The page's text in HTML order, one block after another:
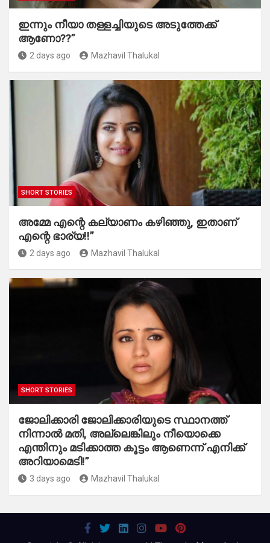
ഇന്നും നീയാ തള്ളച്ചിയുടെ അടുത്തേക്ക്
ആണോ??”
2 days ago Mazhavil Thalukal
SHORT STORIES
അമ്മേ എന്റെ കല്യാണം കഴിഞ്ഞു, ഇതാണ്
എന്റെ ഭാര്യ!!”
2 days ago Mazhavil Thalukal
SHORT STORIES
ജോലിക്കാരി ജോലിക്കാരിയുടെ സ്ഥാനത്ത്
നിന്നാൽ മതി, അല്ലെങ്കിലും നീയൊക്കെ
എന്തിനും മടിക്കാത്ത കൂട്ടം ആണെന്ന് എനിക്ക്
അറിയാമെടി!”
3 days ago Mazhavil Thalukal